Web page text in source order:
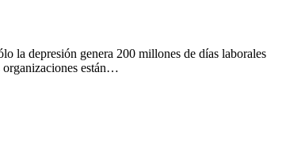
la depresión genera 200 millones de días laborales
organizaciones están…